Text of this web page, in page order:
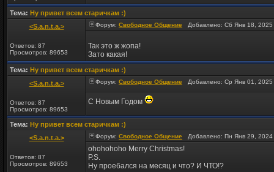
Тема: Ну привет всем старичкам :)
<S.a.n.t.a.>
Ответов: 87
Просмотров: 89653
Форум: Свободное Общение Добавлено: Сб Янв 18,
Так это ж жопа!
Зато какая!
Тема: Ну привет всем старичкам :)
<S.a.n.t.a.>
Ответов: 87
Просмотров: 89653
Форум: Свободное Общение Добавлено: Ср Янв 01,
С Новым Годом
Тема: Ну привет всем старичкам :)
<S.a.n.t.a.>
Ответов: 87
Просмотров: 89653
Форум: Свободное Общение Добавлено: Пн Янв 29,
ohohohoho Merry Christmas!
P.S.
Ну проебался на месяц и что? И ЧТО!?